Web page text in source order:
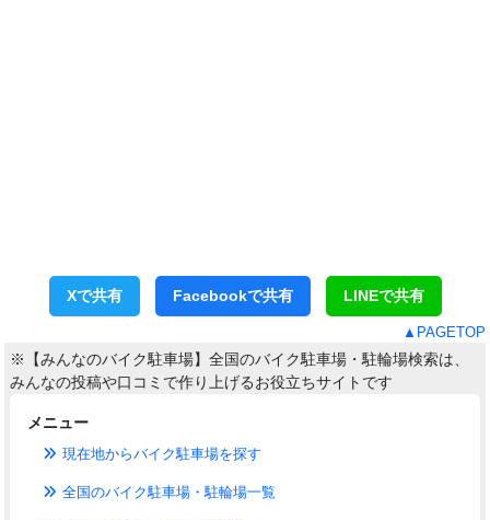
Xで共有 Facebookで共有 LINEで共有
▲PAGETOP
※【みんなのバイク駐車場】全国のバイク駐車場・駐輪場検索は、
みんなの投稿や口コミで作り上げるお役立ちサイトです
メニュー
現在地からバイク駐車場を探す
全国のバイク駐車場・駐輪場一覧